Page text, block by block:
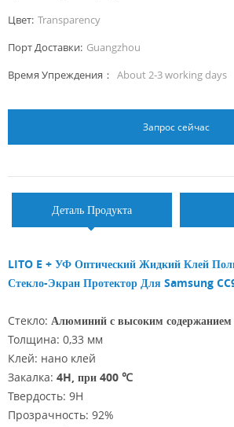
Цвет: Transparency
Порт Доставки: Guangzhou
Время Упреждения： About 2-3 working days
Запрос сейчас
Деталь Продукта
LITO E + УФ Оптический Жидкий Клей
Стекло-Экран Протектор Для Samsung
Стекло: Алюминий с высоким
Толщина: 0,33 мм
Клей: нано клей
Закалка: 4H, при 400 ℃
Твердость: 9Н
Прозрачность: 92%